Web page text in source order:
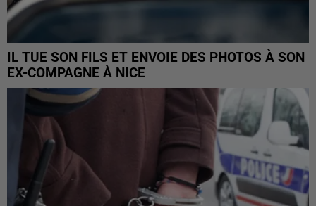
IL TUE SON FILS ET ENVOIE DES PHOTOS À SON
EX-COMPAGNE À NICE